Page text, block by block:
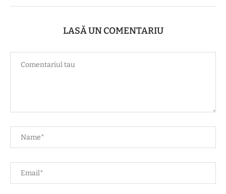
LASĂ UN COMENTARIU